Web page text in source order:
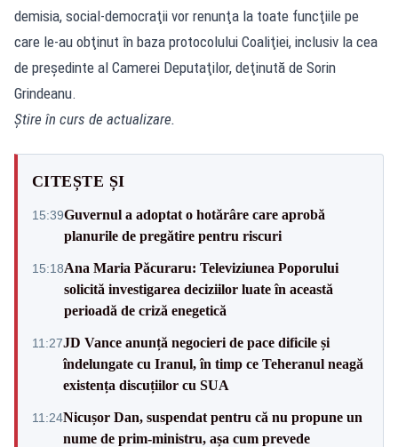
demisia, social-democraţii vor renunţa la toate funcţiile pe
care le-au obţinut în baza protocolului Coaliţiei, inclusiv la cea
de preşedinte al Camerei Deputaţilor, deţinută de Sorin
Grindeanu.
Știre în curs de actualizare.
CITEȘTE ȘI
15:39Guvernul a adoptat o hotărâre care aprobă
planurile de pregătire pentru riscuri
15:18Ana Maria Păcuraru: Televiziunea Poporului
solicită investigarea deciziilor luate în această
perioadă de criză enegetică
11:27JD Vance anunță negocieri de pace dificile și
îndelungate cu Iranul, în timp ce Teheranul neagă
existența discuțiilor cu SUA
11:24Nicușor Dan, suspendat pentru că nu propune un
nume de prim-ministru, așa cum prevede